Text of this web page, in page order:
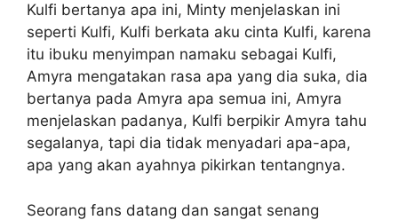
Kulfi bertanya apa ini, Minty menjelaskan ini
seperti Kulfi, Kulfi berkata aku cinta Kulfi, karena
itu ibuku menyimpan namaku sebagai Kulfi,
Amyra mengatakan rasa apa yang dia suka, dia
bertanya pada Amyra apa semua ini, Amyra
menjelaskan padanya, Kulfi berpikir Amyra tahu
segalanya, tapi dia tidak menyadari apa-apa,
apa yang akan ayahnya pikirkan tentangnya.
Seorang fans datang dan sangat senang